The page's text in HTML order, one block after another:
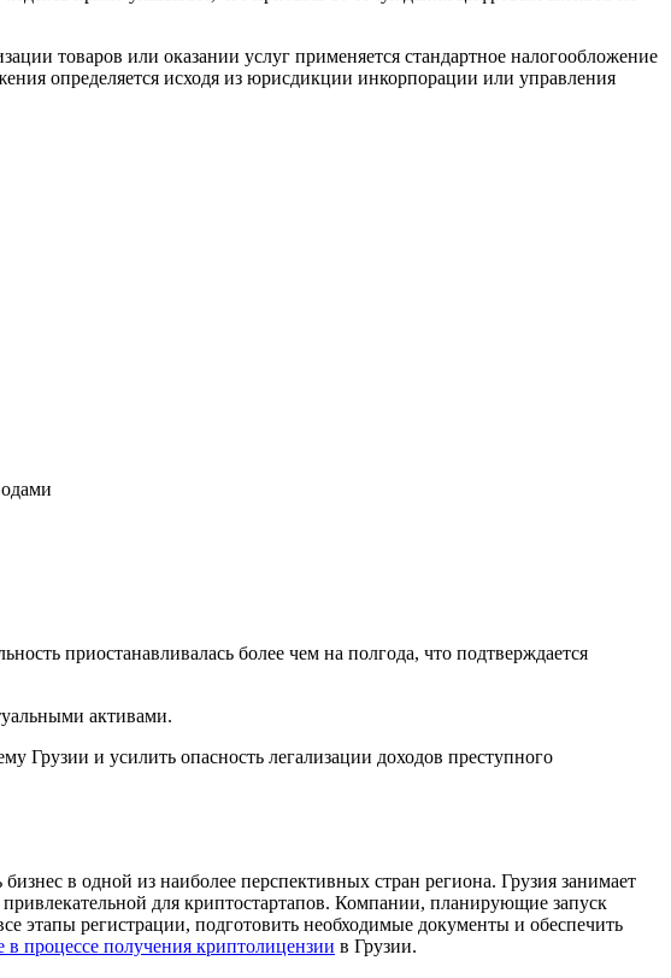
товаров или оказании услуг применяется стандартное налогообложение
определяется исходя из юрисдикции инкорпорации или управления
приостанавливалась более чем на полгода, что подтверждается
активами.
Грузии и усилить опасность легализации доходов преступного
в одной из наиболее перспективных стран региона. Грузия занимает
для криптостартапов. Компании, планирующие запуск
этапы регистрации, подготовить необходимые документы и обеспечить
в процессе получения криптолицензии в Грузии.